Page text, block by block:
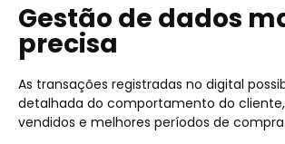
Gestão de dados
precisa
As transações registradas no digital
detalhada do comportamento do
vendidos e melhores períodos de compra.